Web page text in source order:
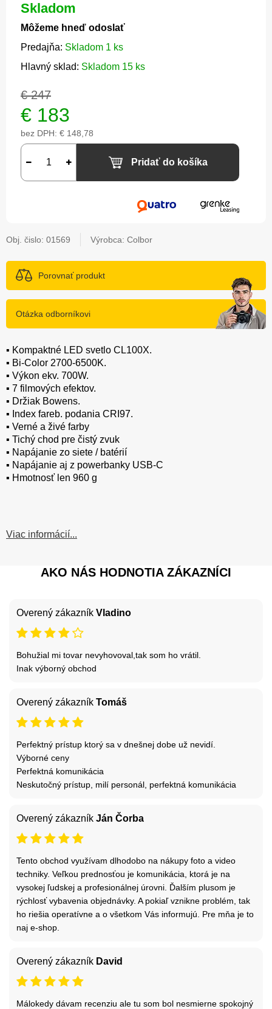
Skladom
Môžeme hneď odoslať
Predajňa: Skladom 1 ks
Hlavný sklad: Skladom 15 ks
€ 247
€ 183
bez DPH: € 148,78
Pridať do košíka
Obj. čislo: 01569 Výrobca: Colbor
Porovnať produkt
Otázka odborníkovi
▪️ Kompaktné LED svetlo CL100X.
▪️ Bi-Color 2700-6500K.
▪️ Výkon ekv. 700W.
▪️ 7 filmových efektov.
▪️ Držiak Bowens.
▪️ Index fareb. podania CRI97.
▪️ Verné a živé farby
▪️ Tichý chod pre čistý zvuk
▪️ Napájanie zo siete / batérií
▪️ Napájanie aj z powerbanky USB-C
▪️ Hmotnosť len 960 g
Viac informácií...
AKO NÁS HODNOTIA ZÁKAZNÍCI
Overený zákazník Vladino
Bohužial mi tovar nevyhovoval,tak som ho vrátil.
Inak výborný obchod
Overený zákazník Tomáš
Perfektný prístup ktorý sa v dnešnej dobe už nevidí.
Výborné ceny
Perfektná komunikácia
Neskutočný prístup, milí personál, perfektná komunikácia
Overený zákazník Ján Čorba
Tento obchod využívam dlhodobo na nákupy foto a video
techniky. Veľkou prednosťou je komunikácia, ktorá je na
vysokej ľudskej a profesionálnej úrovni. Ďalším plusom je
rýchlosť vybavenia objednávky. A pokiaľ vznikne problém, tak
ho riešia operatívne a o všetkom Vás informujú. Pre mňa je to
naj e-shop.
Overený zákazník David
Málokedy dávam recenziu ale tu som bol nesmierne spokojný